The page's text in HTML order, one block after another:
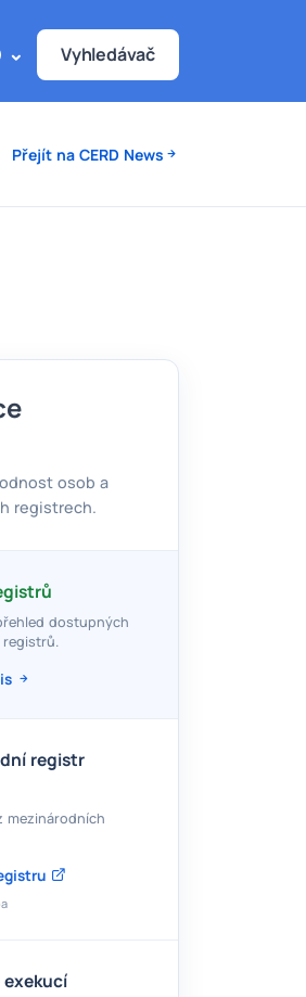
Vyhledávač
Přejít na CERD News
osob a
registrech.
dostupných
registr
mezinárodních
exekucí